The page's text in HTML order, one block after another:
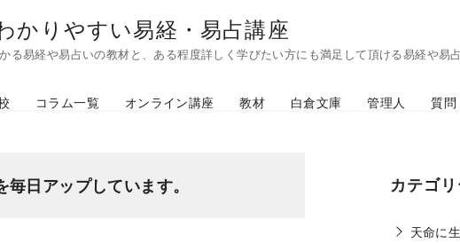
かりやすい易経・易占講座
易経や易占いの教材と、ある程度詳しく学びたい方にも満足して頂ける易経や易
コラム一覧 オンライン講座 教材 白倉文庫 管理人 質問
日アップしています。 カテゴ
天命に